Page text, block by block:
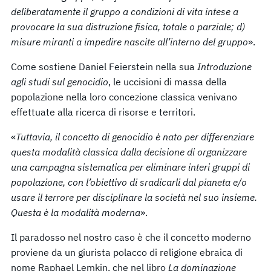
deliberatamente il gruppo a condizioni di vita intese a
provocare la sua distruzione fisica, totale o parziale; d)
misure miranti a impedire nascite all’interno del gruppo».
Come sostiene Daniel Feierstein nella sua Introduzione
agli studi sul genocidio, le uccisioni di massa della
popolazione nella loro concezione classica venivano
effettuate alla ricerca di risorse e territori.
«Tuttavia, il concetto di genocidio è nato per differenziare
questa modalità classica dalla decisione di organizzare
una campagna sistematica per eliminare interi gruppi di
popolazione, con l’obiettivo di sradicarli dal pianeta e/o
usare il terrore per disciplinare la società nel suo insieme.
Questa è la modalità moderna».
Il paradosso nel nostro caso è che il concetto moderno
proviene da un giurista polacco di religione ebraica di
nome Raphael Lemkin, che nel libro La dominazione